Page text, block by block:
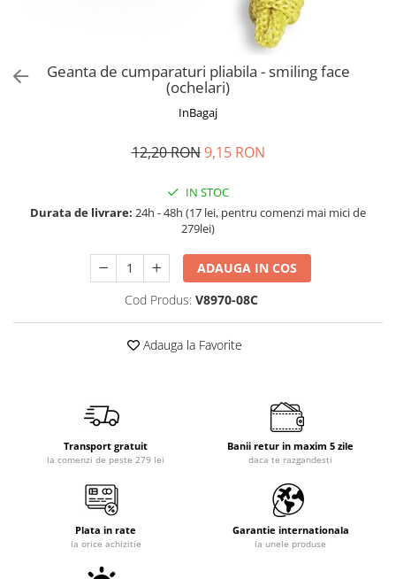
Borsete
Geanta de cumparaturi pliabila - smiling face
(ochelari)
InBagaj
12,20 RON 9,15 RON
IN STOC
Durata de livrare: 24h - 48h (17 lei, pentru comenzi mai mici de
279lei)
ADAUGA IN COS
Cod Produs: V8970-08C
Adauga la Favorite
Transport gratuit
la comenzi de peste 279 lei
Banii retur in maxim 5 zile
daca te razgandesti
Plata in rate
la orice achizitie
Garantie internationala
la unele produse